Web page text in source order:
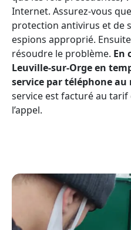
Internet. Assurez-vous
protection antivirus et de
espions approprié.
résoudre le problème. En
Leuville-sur-Orge en
service par téléphone au
service est facturé au tarif
l’appel.